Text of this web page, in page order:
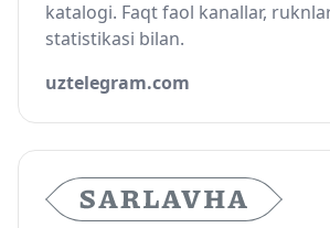
katalogi. Faqt faol kanallar,
statistikasi bilan.
uztelegram.com